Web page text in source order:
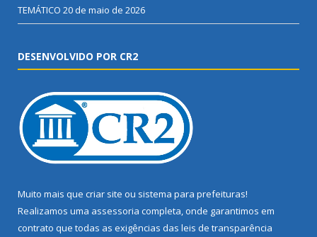
TEMÁTICO 20 de maio de 2026
DESENVOLVIDO POR CR2
Muito mais que criar site ou sistema para prefeituras!
Realizamos uma assessoria completa, onde garantimos em
contrato que todas as exigências das leis de transparência